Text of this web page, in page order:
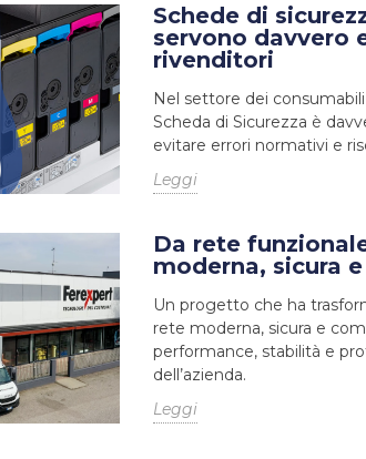
Schede di
servono davvero
rivenditori
Nel settore dei
Scheda di Sicurezza è
evitare errori normativi e
Leggi
Da rete
moderna, sicura
Un progetto che ha
rete moderna, sicura e
performance, stabilità e
dell’azienda.
Leggi